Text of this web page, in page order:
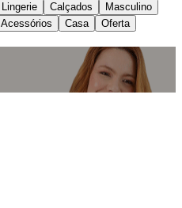
Lingerie Calçados
Masculino
Acessórios Casa Oferta